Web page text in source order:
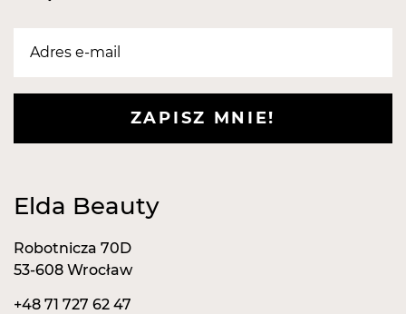
ZAPISZ MNIE!
Elda Beauty
Robotnicza 70D
53-608 Wrocław
+48 71 727 62 47